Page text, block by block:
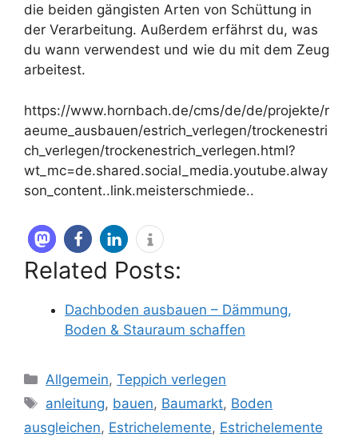
die beiden gängisten Arten von Schüttung in
der Verarbeitung. Außerdem erfährst du, was
du wann verwendest und wie du mit dem Zeug
arbeitest.
https://www.hornbach.de/cms/de/de/projekte/r
aeume_ausbauen/estrich_verlegen/trockenestri
ch_verlegen/trockenestrich_verlegen.html?
wt_mc=de.shared.social_media.youtube.alway
son_content..link.meisterschmiede..
Related Posts:
Dachboden ausbauen – Dämmung,
Boden & Stauraum schaffen
Kategorien
Allgemein,Teppich verlegen
Schlagwörter
anleitung, bauen, Baumarkt, Boden
ausgleichen, Estrichelemente, Estrichelemente